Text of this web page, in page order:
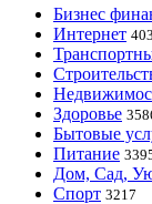
Бизнес
Интернет
Здоровье
Бытовые
Питание
Дом, Сад,
Спорт 3217